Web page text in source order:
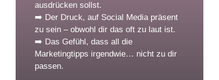
ausdrücken sollst.
➡️ Der Druck, auf Social Media präsent
zu sein – obwohl dir das oft zu laut ist.
➡️ Das Gefühl, dass all die
Marketingtipps irgendwie… nicht zu dir
passen.